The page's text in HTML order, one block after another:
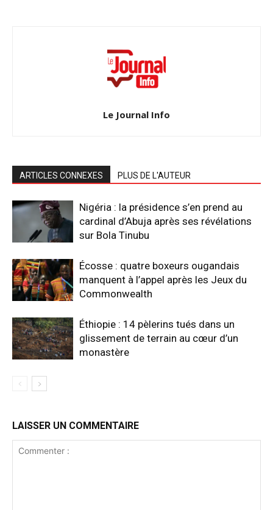
Le Journal Info
ARTICLES CONNEXES PLUS DE L'AUTEUR
Nigéria : la présidence s’en prend au
cardinal d’Abuja après ses révélations
sur Bola Tinubu
Écosse : quatre boxeurs ougandais
manquent à l’appel après les Jeux du
Commonwealth
Éthiopie : 14 pèlerins tués dans un
glissement de terrain au cœur d’un
monastère
LAISSER UN COMMENTAIRE